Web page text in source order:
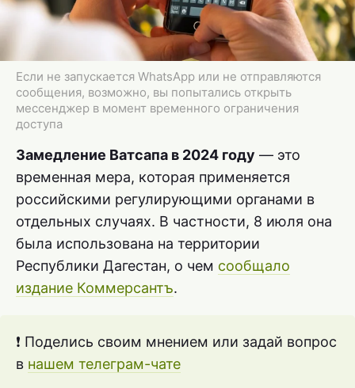
Если не запускается WhatsApp или не отправляются
сообщения, возможно, вы попытались открыть
мессенджер в момент временного ограничения
доступа
Замедление Ватсапа в 2024 году — это
временная мера, которая применяется
российскими регулирующими органами в
отдельных случаях. В частности, 8 июля она
была использована на территории
Республики Дагестан, о чем сообщало
издание Коммерсантъ.
❗ Поделись своим мнением или задай вопрос
в нашем телеграм-чате